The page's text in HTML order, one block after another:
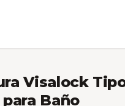
Visalock
Baño